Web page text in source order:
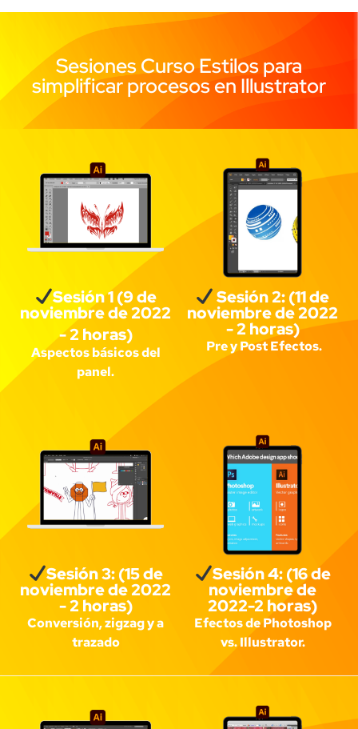
Sesiones Curso Estilos para
simplificar procesos en Illustrator
Sesión 1 (9 de
noviembre de 2022
- 2 horas)
Aspectos básicos del
panel.
Sesión 2: (11 de
noviembre de 2022
- 2 horas)
Pre y Post Efectos.
Sesión 3: (15 de
noviembre de 2022
- 2 horas)
Conversión, zigzag y a
trazado
Sesión 4: (16 de
noviembre de
2022-2 horas)
Efectos de Photoshop
vs. Illustrator.